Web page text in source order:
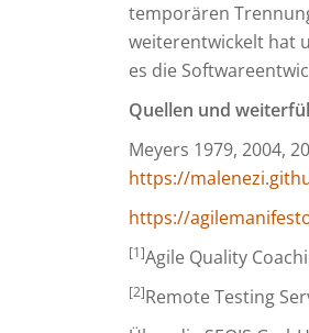
temporären
weiterentwickelt hat
es die
Quellen und
Meyers 1979, 2004,
https://
https://
[1]Agile Quality
[2]Remote Testing